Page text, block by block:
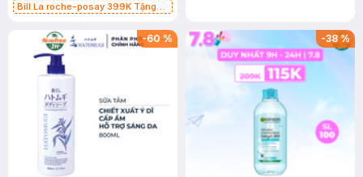
Bill La roche-posay 399K Tặng
(SL có hạn)
-60 % -38%